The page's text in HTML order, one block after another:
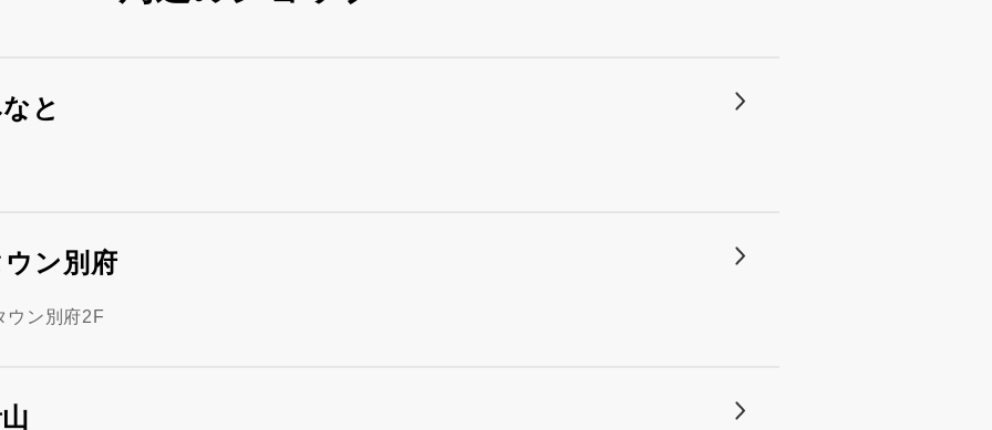
と
ン別府
ウン別府2F